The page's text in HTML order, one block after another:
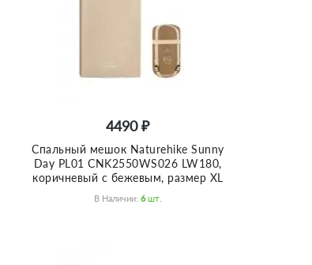
4490 ₽
Спальный мешок Naturehike Sunny
Day PL01 CNK2550WS026 LW180,
коричневый с бежевым, размер XL
В Наличии: 6 Шт.